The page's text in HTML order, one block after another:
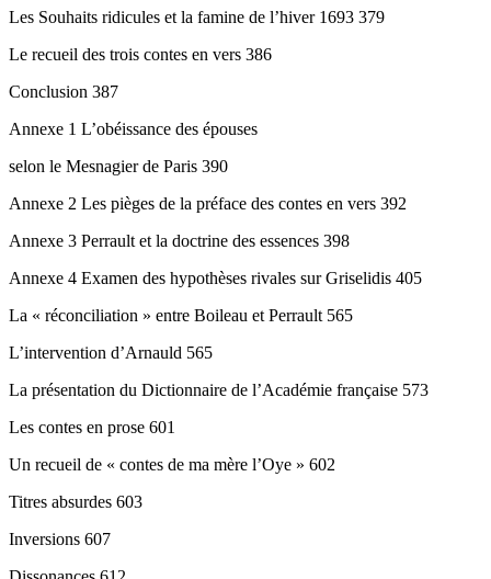
Les Souhaits ridicules et la famine de l’hiver 1693 379
Le recueil des trois contes en vers 386
Conclusion 387
Annexe 1 L’obéissance des épouses
selon le Mesnagier de Paris 390
Annexe 2 Les pièges de la préface des contes en vers 392
Annexe 3 Perrault et la doctrine des essences 398
Annexe 4 Examen des hypothèses rivales sur Griselidis 405
La « réconciliation » entre Boileau et Perrault 565
L’intervention d’Arnauld 565
La présentation du Dictionnaire de l’Académie française 573
Les contes en prose 601
Un recueil de « contes de ma mère l’Oye » 602
Titres absurdes 603
Inversions 607